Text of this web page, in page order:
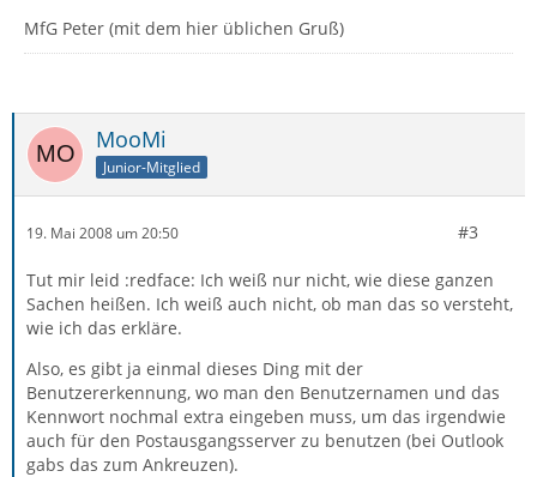
MfG Peter (mit dem hier üblichen Gruß)
MooMi
Junior-Mitglied
19. Mai 2008 um 20:50 #3
Tut mir leid :redface: Ich weiß nur nicht, wie diese ganzen
Sachen heißen. Ich weiß auch nicht, ob man das so versteht,
wie ich das erkläre.
Also, es gibt ja einmal dieses Ding mit der
Benutzererkennung, wo man den Benutzernamen und das
Kennwort nochmal extra eingeben muss, um das irgendwie
auch für den Postausgangsserver zu benutzen (bei Outlook
gabs das zum Ankreuzen).